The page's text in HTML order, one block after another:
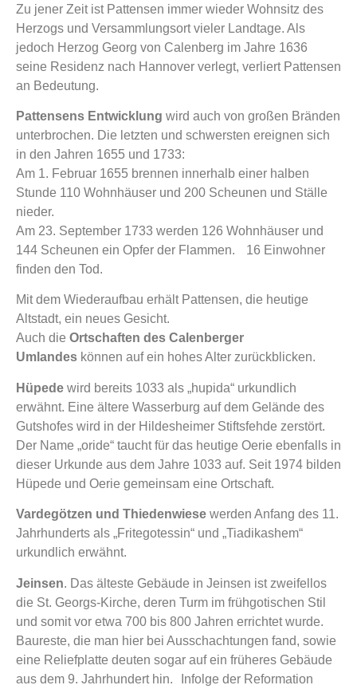
Zu jener Zeit ist Pattensen immer wieder Wohnsitz des
Herzogs und Versammlungsort vieler Landtage. Als
jedoch Herzog Georg von Calenberg im Jahre 1636
seine Residenz nach Hannover verlegt, verliert Pattensen
an Bedeutung.
Pattensens Entwicklung wird auch von großen Bränden
unterbrochen. Die letzten und schwersten ereignen sich
in den Jahren 1655 und 1733:
Am 1. Februar 1655 brennen innerhalb einer halben
Stunde 110 Wohnhäuser und 200 Scheunen und Ställe
nieder.
Am 23. September 1733 werden 126 Wohnhäuser und
144 Scheunen ein Opfer der Flammen. 16 Einwohner
finden den Tod.
Mit dem Wiederaufbau erhält Pattensen, die heutige
Altstadt, ein neues Gesicht.
Auch die Ortschaften des Calenberger
Umlandes können auf ein hohes Alter zurückblicken.
Hüpede wird bereits 1033 als „hupida“ urkundlich
erwähnt. Eine ältere Wasserburg auf dem Gelände des
Gutshofes wird in der Hildesheimer Stiftsfehde zerstört.
Der Name „oride“ taucht für das heutige Oerie ebenfalls in
dieser Urkunde aus dem Jahre 1033 auf. Seit 1974 bilden
Hüpede und Oerie gemeinsam eine Ortschaft.
Vardegötzen und Thiedenwiese werden Anfang des 11.
Jahrhunderts als „Fritegotessin“ und „Tiadikashem“
urkundlich erwähnt.
Jeinsen. Das älteste Gebäude in Jeinsen ist zweifellos
die St. Georgs-Kirche, deren Turm im frühgotischen Stil
und somit vor etwa 700 bis 800 Jahren errichtet wurde.
Baureste, die man hier bei Ausschachtungen fand, sowie
eine Reliefplatte deuten sogar auf ein früheres Gebäude
aus dem 9. Jahrhundert hin. Infolge der Reformation